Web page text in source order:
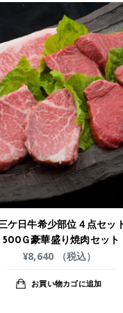
ケ日牛希少部位４点セッ
500Ｇ豪華盛り焼肉セット
¥8,640 （税込）
お買い物カゴに追加